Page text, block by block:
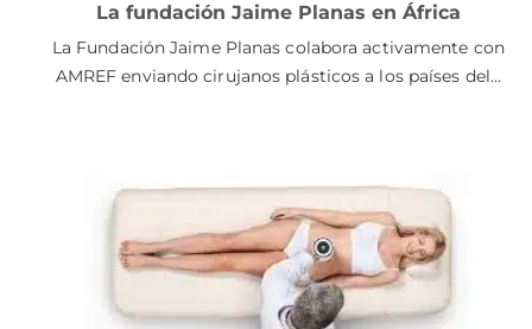
La fundación Jaime Planas en África
La Fundación Jaime Planas colabora activamente con
AMREF enviando cirujanos plásticos a los países del…